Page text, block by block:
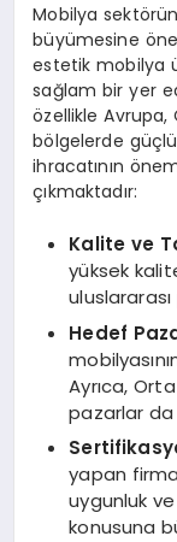
Mobilya
büyümesine
estetik mobilya
sağlam bir yer
özellikle
bölgelerde
ihracatının
çıkmaktadır:
Kalite ve
yüksek
Hedef
Ayrıca,
pazarlar
yapan
uygunluk
konusuna